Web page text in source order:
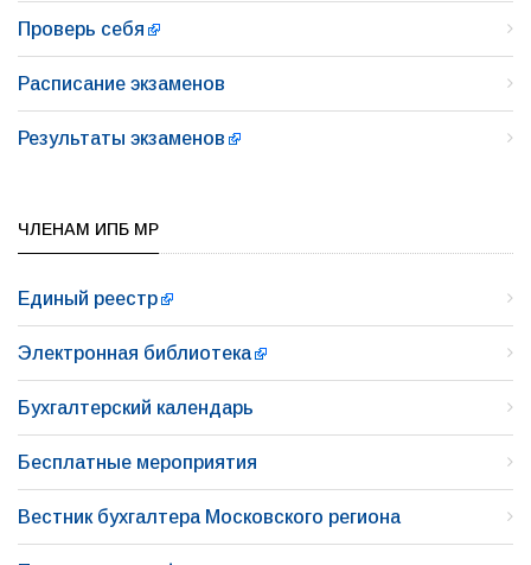
Проверь себя
Расписание экзаменов
Результаты экзаменов
ЧЛЕНАМ ИПБ МР
Единый реестр
Электронная библиотека
Бухгалтерский календарь
Бесплатные мероприятия
Вестник бухгалтера Московского региона